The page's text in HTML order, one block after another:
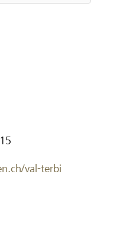
val-terbi